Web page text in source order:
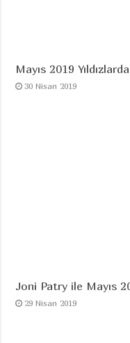
Mayıs 2019
30 Nisan 2019
Joni Patry ile Mayıs
29 Nisan 2019